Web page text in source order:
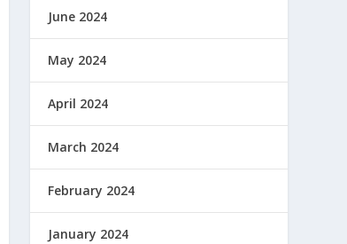
June 2024
May 2024
April 2024
March 2024
February 2024
January 2024